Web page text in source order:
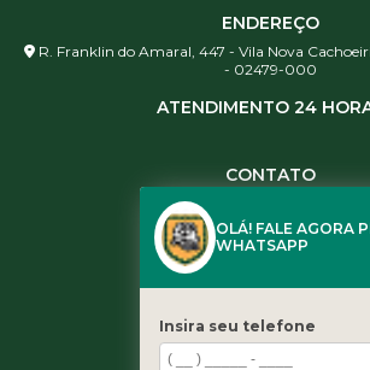
ENDEREÇO
R. Franklin do Amaral, 447 - Vila Nova
- 02479-000
ATENDIMENTO 24
CONTATO
(11) 3461-5871
OLÁ! FALE AGORA
WHATSAPP
Insira seu telefone